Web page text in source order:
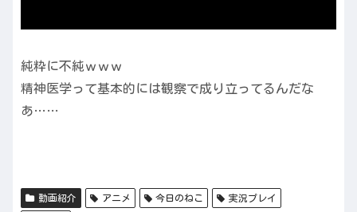
純粋に不純ｗｗｗ
精神医学って基本的には観察で成り立ってるんだな
あ……
動画紹介 アニメ 今日のねこ 実況プレイ